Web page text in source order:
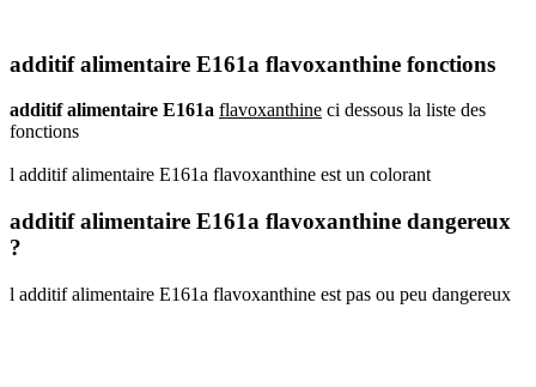
additif alimentaire E161a flavoxanthine fonctions
additif alimentaire E161a flavoxanthine ci dessous la liste des
fonctions
l additif alimentaire E161a flavoxanthine est un colorant
additif alimentaire E161a flavoxanthine dangereux
?
l additif alimentaire E161a flavoxanthine est pas ou peu dangereux